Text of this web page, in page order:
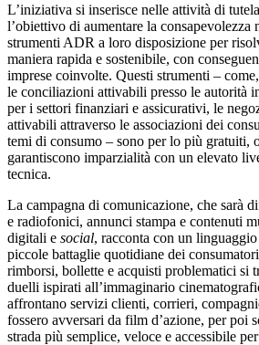
L’iniziativa si inserisce nelle attività di
l’obiettivo di aumentare la consapevolezza
strumenti ADR a loro disposizione per
maniera rapida e sostenibile, con
imprese coinvolte. Questi strumenti –
le conciliazioni attivabili presso le autorità
per i settori finanziari e assicurativi, le
attivabili attraverso le associazioni dei
temi di consumo – sono per lo più gratuiti,
garantiscono imparzialità con un elevato
tecnica.
La campagna di comunicazione, che sarà
e radiofonici, annunci stampa e contenuti
digitali e social, racconta con un
piccole battaglie quotidiane dei
rimborsi, bollette e acquisti problematici si
duelli ispirati all’immaginario
affrontano servizi clienti, corrieri,
fossero avversari da film d’azione, per poi
strada più semplice, veloce e accessibile